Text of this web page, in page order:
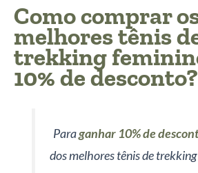
Como comprar
melhores tênis
trekking
10% de desconto?
Paraganhar 10% de
dos melhores tênis de